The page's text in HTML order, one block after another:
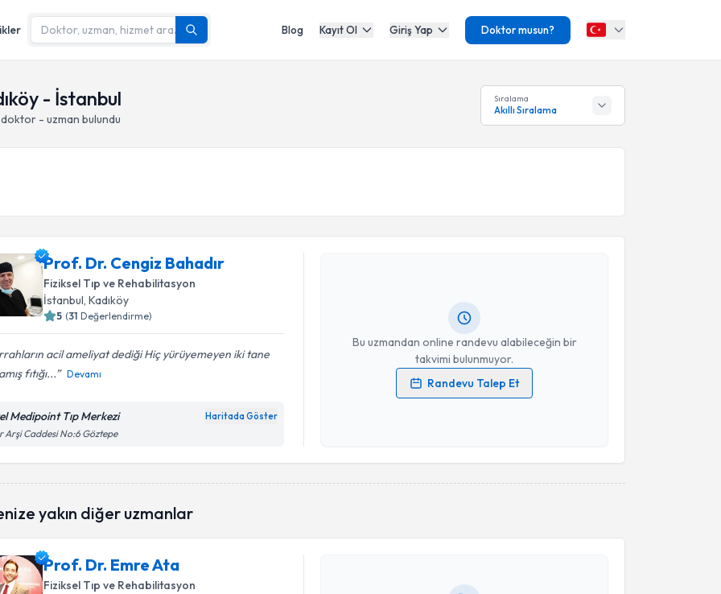
Blog Kayıt Ol Giriş Yap Doktor musun?
- İstanbul
- uzman bulundu
Sıralama
Akıllı Sıralama
Prof. Dr. Cengiz Bahadır
Fiziksel Tıp ve Rehabilitasyon
İstanbul, Kadıköy
5 (31 Değerlendirme)
acil ameliyat dediği Hiç yürüyemeyen iki tane
fıtığı...
Devamı
Medipoint Tıp Merkezi Haritada Göster
Arşi Caddesi No:6 Göztepe
Bu uzmandan online randevu alabileceğin bir
takvimi bulunmuyor.
Randevu Talep Et
Prof. Dr. Cengiz Bahadır
Kişisel verilerimin işlenmesine ilişkinAydınlatma Metni
Takvim Talebini Gönder
yakın diğer uzmanlar
Prof. Dr. Emre Ata
Fiziksel Tıp ve Rehabilitasyon